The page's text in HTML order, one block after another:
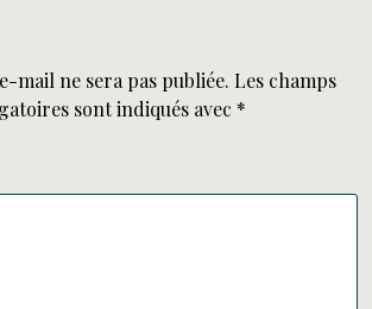
mail ne sera pas publiée. Les champs
sont indiqués avec *